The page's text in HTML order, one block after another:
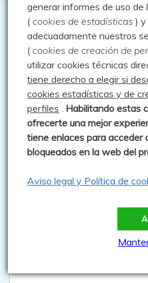
Navegación
entradas
Anterior:
Mata del Fraile y Senda de la
Pedrosa – 05.10.25
Deja una respuesta
Tu dirección de correo
campos obligatorios están
generar informes de uso de
(cookies de estadísticas )
adecuadamente nuestros
(cookies de creación de
utilizar cookies técnicas
tiene derecho a elegir si
cookies estadísticas y de
perfiles . Habilitando estas
ofrecerte una mejor
tiene enlaces para acceder
bloqueados en la web del
Aviso legal y Política de